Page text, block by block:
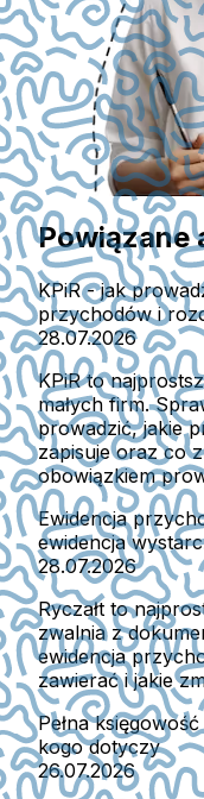
Powiązane
KPiR - jak
przychodów i
28.07.2026
KPiR to
małych firm.
prowadzić, jakie
zapisuje oraz co
obowiązkiem
Ewidencja
ewidencja
28.07.2026
Ryczałt to
zwalnia z
ewidencja
zawierać i jakie
Pełna
kogo dotyczy
26.07.2026